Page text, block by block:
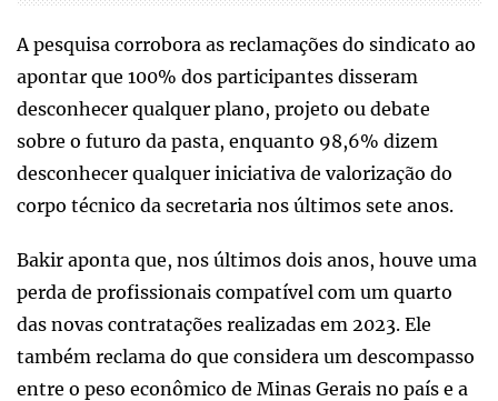
A pesquisa corrobora as reclamações do sindicato ao
apontar que 100% dos participantes disseram
desconhecer qualquer plano, projeto ou debate
sobre o futuro da pasta, enquanto 98,6% dizem
desconhecer qualquer iniciativa de valorização do
corpo técnico da secretaria nos últimos sete anos.
Bakir aponta que, nos últimos dois anos, houve uma
perda de profissionais compatível com um quarto
das novas contratações realizadas em 2023. Ele
também reclama do que considera um descompasso
entre o peso econômico de Minas Gerais no país e a